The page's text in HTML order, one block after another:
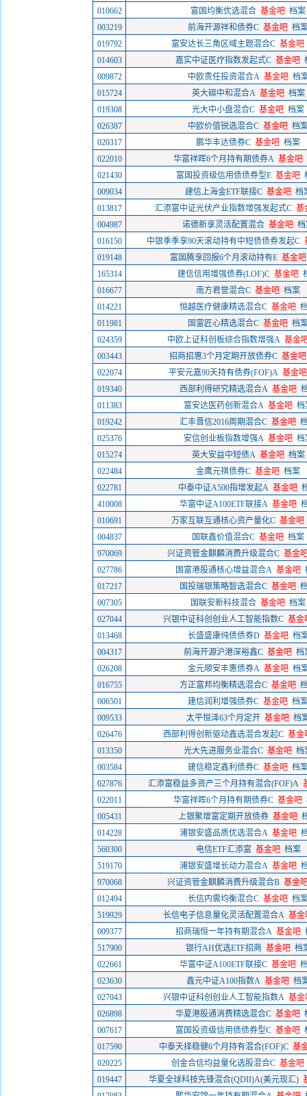
010662
富国均衡优选混合 基金吧 档案
003219
前海开源祥和债券C 基金吧 档
019792
富安达长三角区域主题混合C 基金吧
014603
嘉实中证医疗指数发起式C 基金吧
009872
中欧责任投资混合A 基金吧 档
015724
英大碳中和混合A 基金吧 档案
019308
光大中小盘混合C 基金吧 档案
026387
中欧价值锐选混合C 基金吧 档
020317
鹏华丰达债券C 基金吧 档案
022010
华富祥晖6个月持有期债券A 基金吧
021430
富国投资级信用债债券型E 基金吧
009034
建信上海金ETF联接C 基金吧 档
013817
汇添富中证光伏产业指数增强发起式C 基
004987
诺德新享灵活配置混合 基金吧
016150
中银季季享90天滚动持有中短债债券发起C
019148
富国腾享回报6个月滚动持有E 基金吧
165314
建信信用增强债券(LOF)C 基金吧
016677
南方君誉混合C 基金吧 档案
014221
恒越医疗健康精选混合C 基金吧
011981
国富匠心精选混合C 基金吧 档
024359
中欧上证科创板综合指数增强A 基金
003443
招商招惠3个月定期开放债券C 基金吧
022074
平安元嘉90天持有债券(FOF)A 基金吧
019340
西部利得研究精选混合A 基金吧
011383
富安达医药创新混合A 基金吧 档
019242
汇丰晋信2016周期混合C 基金吧
025376
安信创业板指数增强A 基金吧 档
015274
英大安益中短债A 基金吧 档案
022484
金鹰元祺债券C 基金吧 档案
022781
中泰中证A500指增发起A 基金吧
410008
华富中证A100ETF联接A 基金吧
010691
万家互联互通核心资产量化C 基金吧
004837
国联鑫价值混合C 基金吧 档案
970069
兴证资管金麒麟消费升级混合C 基金
027786
国富港股通核心增益混合A 基金吧
017217
国投瑞银策略智选混合C 基金吧
007305
国联安新科技混合 基金吧 档案
027044
兴银中证科创创业人工智能指数C 基金
013468
长盛盛康纯债债券D 基金吧 档
004317
前海开源沪港深裕鑫C 基金吧 档
026208
金元顺安丰惠债券A 基金吧 档
016755
方正富邦均衡精选混合C 基金吧
006501
建信润利增强债券C 基金吧 档
009533
太平恒泽63个月定开 基金吧 档
026476
西部利得创新驱动鑫选混合发起C 基金
013350
光大先进服务业混合C 基金吧 档
003584
建信稳定鑫利债券C 基金吧 档
027876
汇添富稳益多资产三个月持有混合(FOF)A
022011
华富祥晖6个月持有期债券C 基金吧
005431
上银聚增富定期开放债券 基金吧
014228
浦银安盛品质优选混合A 基金吧
560300
电信ETF汇添富 基金吧 档案
519170
浦银安盛增长动力混合A 基金吧
970068
兴证资管金麒麟消费升级混合B 基金
012494
长信内需均衡混合C 基金吧 档
519929
长信电子信息量化灵活配置混合A 基金
009377
招商瑞恒一年持有期混合A 基金吧
517900
银行AH优选ETF招商 基金吧 档
022661
华富中证A100ETF联接C 基金吧
023630
鑫元中证A100指数A 基金吧 档
027043
兴银中证科创创业人工智能指数A 基金
026898
华夏港股通消费精选混合C 基金吧
007617
富国投资级信用债债券型C 基金吧
017590
中泰天择稳健6个月持有混合(FOF)C 基
020225
创金合信均益量化选股混合C 基金吧
019447
华夏全球科技先锋混合(QDII)A(美元现汇)